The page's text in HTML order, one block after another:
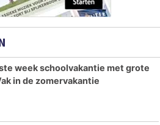
week schoolvakantie met grote
in de zomervakantie